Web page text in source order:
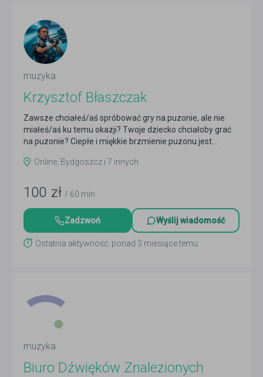
muzyka
Krzysztof Błaszczak
Zawsze chciałeś/aś spróbować gry na puzonie, ale nie
miałeś/aś ku temu okazji? Twoje dziecko chciałoby grać
na puzonie? Ciepłe i miękkie brzmienie puzonu jest...
Online, Bydgoszcz i 7 innych
100 zł / 60 min
Zadzwoń Wyślij wiadomość
Ostatnia aktywność: ponad 3 miesiące temu
muzyka
Biuro Dźwięków Znalezionych